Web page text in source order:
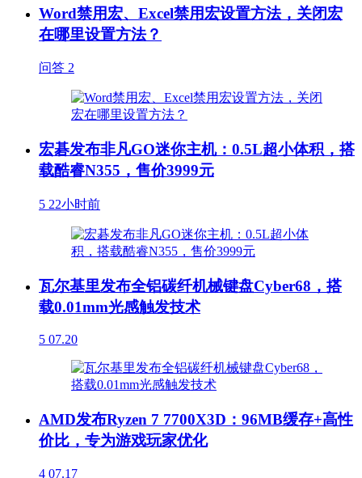
Word禁用宏、Excel禁用宏设置方法，关闭宏
在哪里设置方法？
问答 2
宏碁发布非凡GO迷你主机：0.5L超小体积，搭
载酷睿N355，售价3999元
5 22小时前
瓦尔基里发布全铝碳纤机械键盘Cyber68，搭
载0.01mm光感触发技术
5 07.20
AMD发布Ryzen 7 7700X3D：96MB缓存+高性
价比，专为游戏玩家优化
4 07.17